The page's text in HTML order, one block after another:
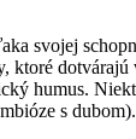
svojej
ktoré
humus.
s